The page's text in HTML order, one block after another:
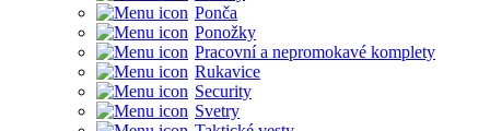
Ponča
Ponožky
Pracovní a nepromokavé komplety
Rukavice
Security
Svetry